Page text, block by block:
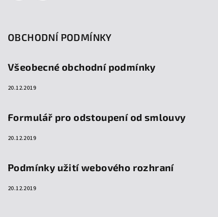
OBCHODNÍ PODMÍNKY
Všeobecné obchodní podmínky
20.12.2019
Formulář pro odstoupení od smlouvy
20.12.2019
Podmínky užití webového rozhraní
20.12.2019